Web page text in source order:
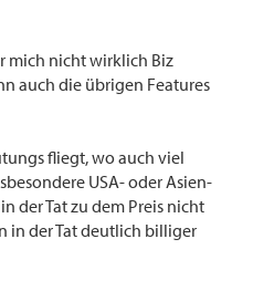
mich nicht wirklich Biz
auch die übrigen Features
fliegt, wo auch viel
USA- oder Asien-
der Tat zu dem Preis nicht
in der Tat deutlich billiger